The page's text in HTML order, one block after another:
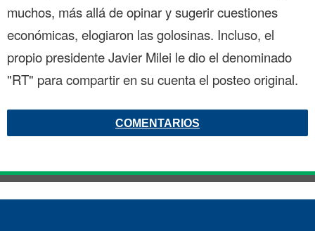
muchos, más allá de opinar y sugerir cuestiones
económicas, elogiaron las golosinas. Incluso, el
propio presidente Javier Milei le dio el denominado
"RT" para compartir en su cuenta el posteo original.
COMENTARIOS